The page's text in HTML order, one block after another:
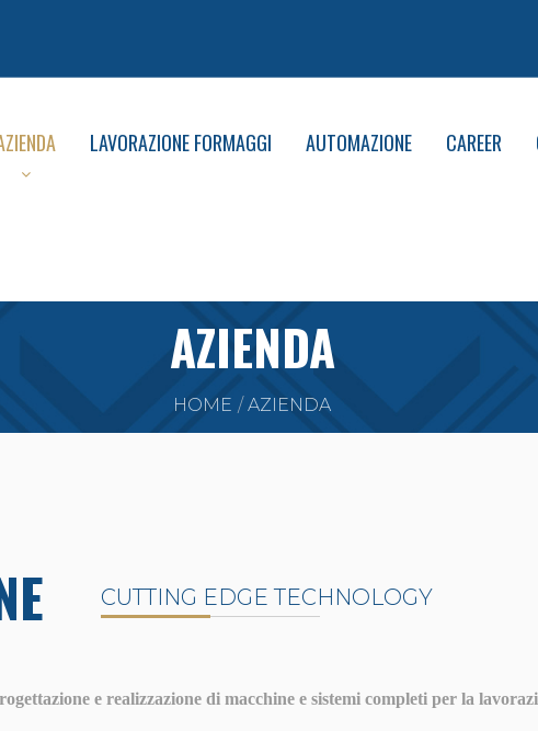
LAVORAZIONE FORMAGGI AUTOMAZIONE CAREER
AZIENDA
HOME AZIENDA
CUTTING EDGE TECHNOLOGY
e realizzazione di macchine e sistemi completi per la